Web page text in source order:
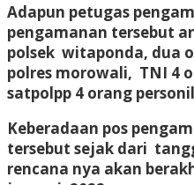
Adapun petugas
pengamanan tersebut
polsek witaponda, dua
polres morowali, TNI 4
satpolpp 4 orang personil
Keberadaan pos
tersebut sejak dari
rencana nya akan